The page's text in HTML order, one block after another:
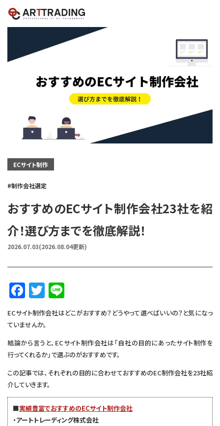
ECサイト制作
制作会社選定
おすすめのECサイト制作会社23社を紹
介！選び方までを徹底解説！
2026.07.03(2026.08.04更新)
F
a
c
e
b
o
o
k
T
w
it
te
r
n
e
ECサイト制作会社はどこがおすすめ？どうやって選べばいいの？と気になっ
ていませんか。
結論から言うと、ECサイト制作会社は「自社の目的にあったサイト制作を
行ってくれるか」で選ぶのがおすすめです。
この記事では、それぞれの目的に合わせておすすめのEC制作会社を23社紹
介していきます。
■実績豊富でおすすめのECサイト制作会社
・アートトレーディング株式会社